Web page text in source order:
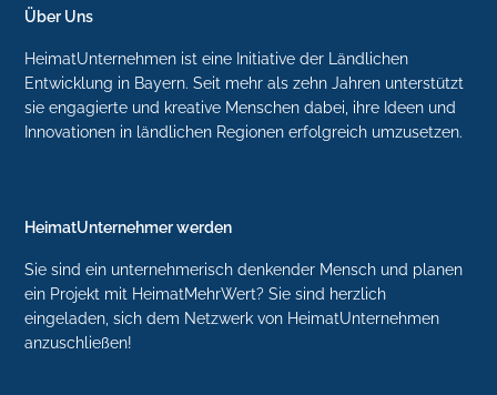
Über Uns
HeimatUnternehmen ist eine Initiative der Ländlichen
Entwicklung in Bayern. Seit mehr als zehn Jahren unterstützt
sie engagierte und kreative Menschen dabei, ihre Ideen und
Innovationen in ländlichen Regionen erfolgreich umzusetzen.
HeimatUnternehmer werden
Sie sind ein unternehmerisch denkender Mensch und planen
ein Projekt mit HeimatMehrWert? Sie sind herzlich
eingeladen, sich dem Netzwerk von HeimatUnternehmen
anzuschließen!